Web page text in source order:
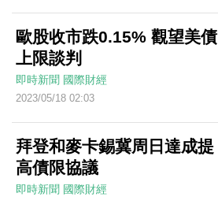
歐股收市跌0.15% 觀望美債
上限談判
即時新聞 國際財經
2023/05/18 02:03
拜登和麥卡錫冀周日達成提
高債限協議
即時新聞 國際財經